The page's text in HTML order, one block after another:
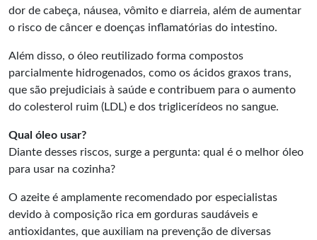
dor de cabeça, náusea, vômito e diarreia, além de aumentar
o risco de câncer e doenças inflamatórias do intestino.
Além disso, o óleo reutilizado forma compostos
parcialmente hidrogenados, como os ácidos graxos trans,
que são prejudiciais à saúde e contribuem para o aumento
do colesterol ruim (LDL) e dos triglicerídeos no sangue.
Qual óleo usar?
Diante desses riscos, surge a pergunta: qual é o melhor óleo
para usar na cozinha?
O azeite é amplamente recomendado por especialistas
devido à composição rica em gorduras saudáveis e
antioxidantes, que auxiliam na prevenção de diversas